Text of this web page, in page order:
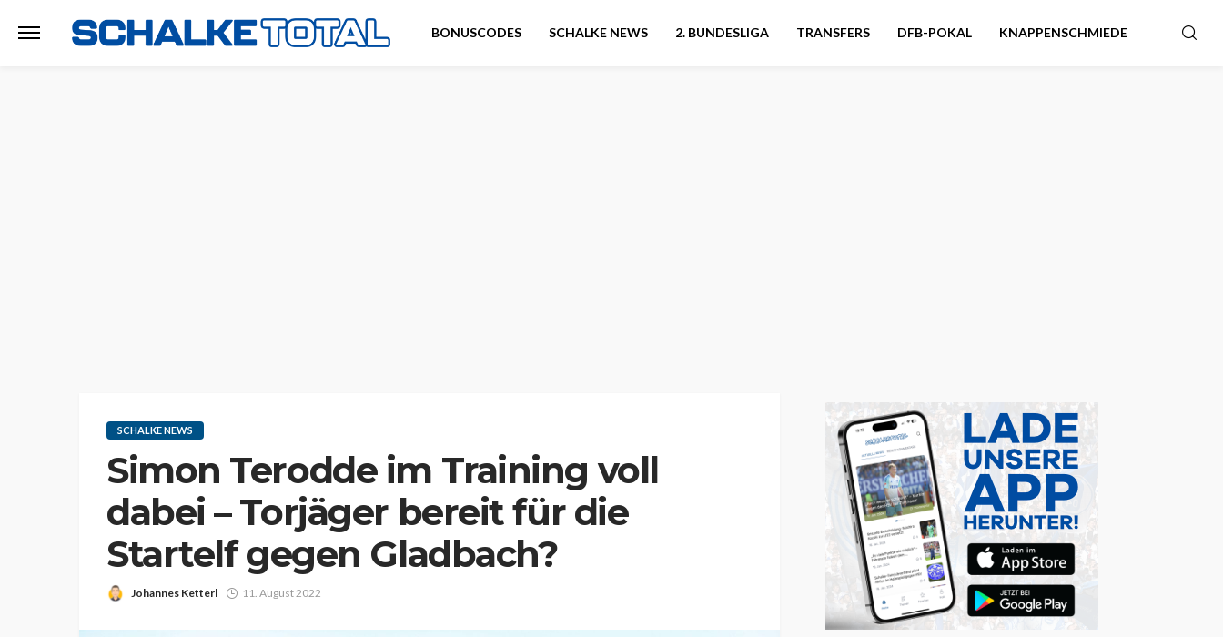
BONUSCODES SCHALKE NEWS 2. BUNDESLIGA TRANSFERS DFB-POKAL KNAPPENSCHMIEDE
SCHALKE NEWS
Simon Terodde im Training voll
dabei – Torjäger bereit für die
Startelf gegen Gladbach?
Johannes Ketterl 11. August 2022